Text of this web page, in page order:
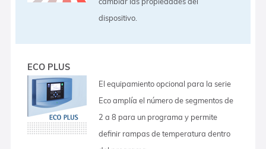
dispositivo.
ECO PLUS
El equipamiento opcional para la serie
Eco amplía el número de segmentos de
2 a 8 para un programa y permite
definir rampas de temperatura dentro